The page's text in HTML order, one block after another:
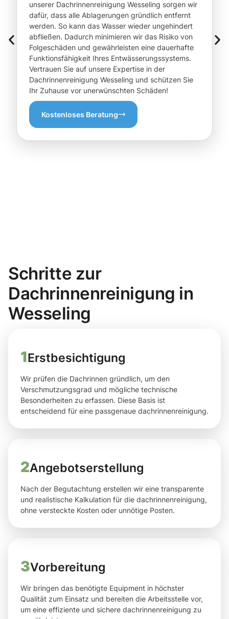
unserer Dachrinnenreinigung Wesseling sorgen wir
dafür, dass alle Ablagerungen gründlich entfernt
werden. So kann das Wasser wieder ungehindert
abfließen. Dadurch minimieren wir das Risiko von
Folgeschäden und gewährleisten eine dauerhafte
Funktionsfähigkeit Ihres Entwässerungssystems.
Vertrauen Sie auf unsere Expertise in der
Dachrinnenreinigung Wesseling und schützen Sie
Ihr Zuhause vor unerwünschten Schäden!
Kostenloses Beratung
Schritte zur
Dachrinnenreinigung in
Wesseling
1Erstbesichtigung
Wir prüfen die Dachrinnen gründlich, um den
Verschmutzungsgrad und mögliche technische
Besonderheiten zu erfassen. Diese Basis ist
entscheidend für eine passgenaue dachrinnenreinigung.
2Angebotserstellung
Nach der Begutachtung erstellen wir eine transparente
und realistische Kalkulation für die dachrinnenreinigung,
ohne versteckte Kosten oder unnötige Posten.
3Vorbereitung
Wir bringen das benötigte Equipment in höchster
Qualität zum Einsatz und bereiten die Arbeitsstelle vor,
um eine effiziente und sichere dachrinnenreinigung zu